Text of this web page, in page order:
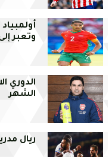
وتعبر
الدوري
الشهر
ريال